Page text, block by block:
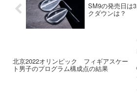
SM9の発売日は
クダウンは？
北京2022オリンピック フィギアスケー
ト男子のプログラム構成点の結果